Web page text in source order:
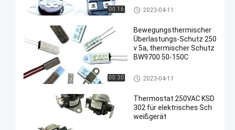
00:16
Thermostat des Bimetall-KSD
301
2023-04-11
00:30
Bewegungsthermischer
Überlastungs-Schutz 250
v 5a, thermischer Schutz
BW9700 50-150C
Thermostat des Bimetall-KSD
301
2023-04-11
Thermostat 250VAC KSD
302 für elektrisches Sch
weißgerät